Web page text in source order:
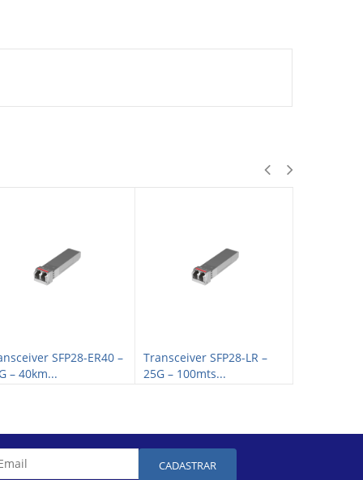
SFP28-ER40 –
– 40km...
Transceiver SFP28-LR –
25G – 100mts...
CADASTRAR